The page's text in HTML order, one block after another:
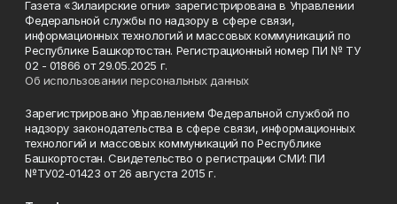
Газета «Зилаирские огни» зарегистрирована в Управлении
Федеральной службы по надзору в сфере связи,
информационных технологий и массовых коммуникаций по
Республике Башкортостан. Регистрационный номер ПИ № ТУ
02 - 01866 от 29.05.2025 г.
Об использовании персональных данных
Зарегистрировано Управлением Федеральной службой по
надзору законодательства в сфере связи, информационных
технологий и массовых коммуникаций по Республике
Башкортостан. Свидетельство о регистрации СМИ: ПИ
№ТУ02-01423 от 26 августа 2015 г.